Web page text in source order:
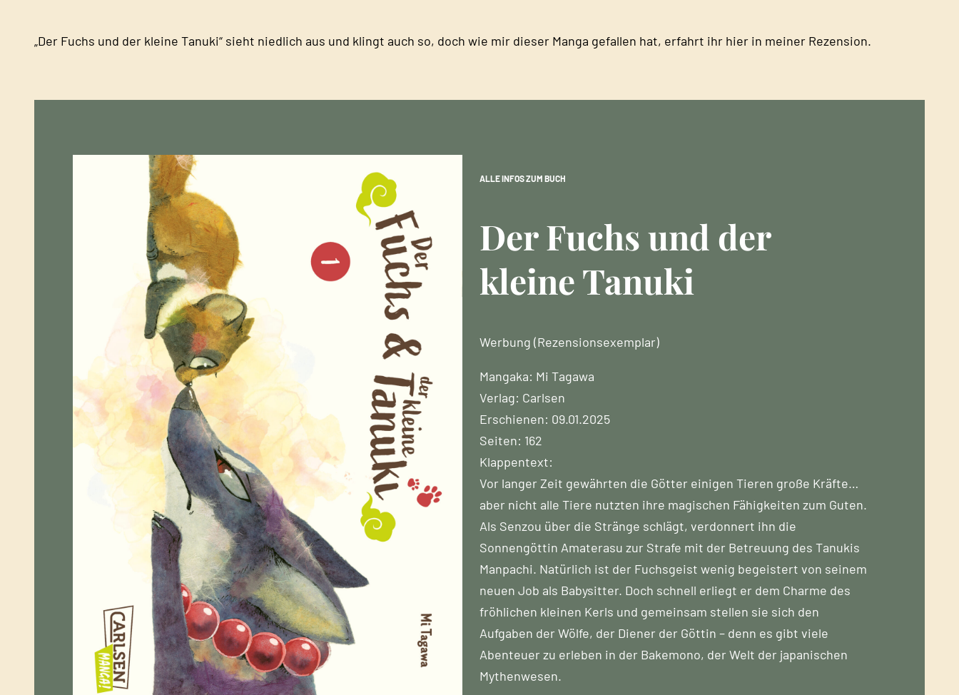
„Der Fuchs und der kleine Tanuki“ sieht niedlich aus und klingt auch so, doch wie mir dieser Manga gefallen hat, erfahrt ihr hier in meiner Rezension.
ALLE INFOS ZUM BUCH
Der Fuchs und der
kleine Tanuki
Werbung (Rezensionsexemplar)
Mangaka: Mi Tagawa
Verlag: Carlsen
Erschienen: 09.01.2025
Seiten: 162
Klappentext:
Vor langer Zeit gewährten die Götter einigen Tieren große Kräfte…
aber nicht alle Tiere nutzten ihre magischen Fähigkeiten zum Guten.
Als Senzou über die Stränge schlägt, verdonnert ihn die
Sonnengöttin Amaterasu zur Strafe mit der Betreuung des Tanukis
Manpachi. Natürlich ist der Fuchsgeist wenig begeistert von seinem
neuen Job als Babysitter. Doch schnell erliegt er dem Charme des
fröhlichen kleinen Kerls und gemeinsam stellen sie sich den
Aufgaben der Wölfe, der Diener der Göttin – denn es gibt viele
Abenteuer zu erleben in der Bakemono, der Welt der japanischen
Mythenwesen.